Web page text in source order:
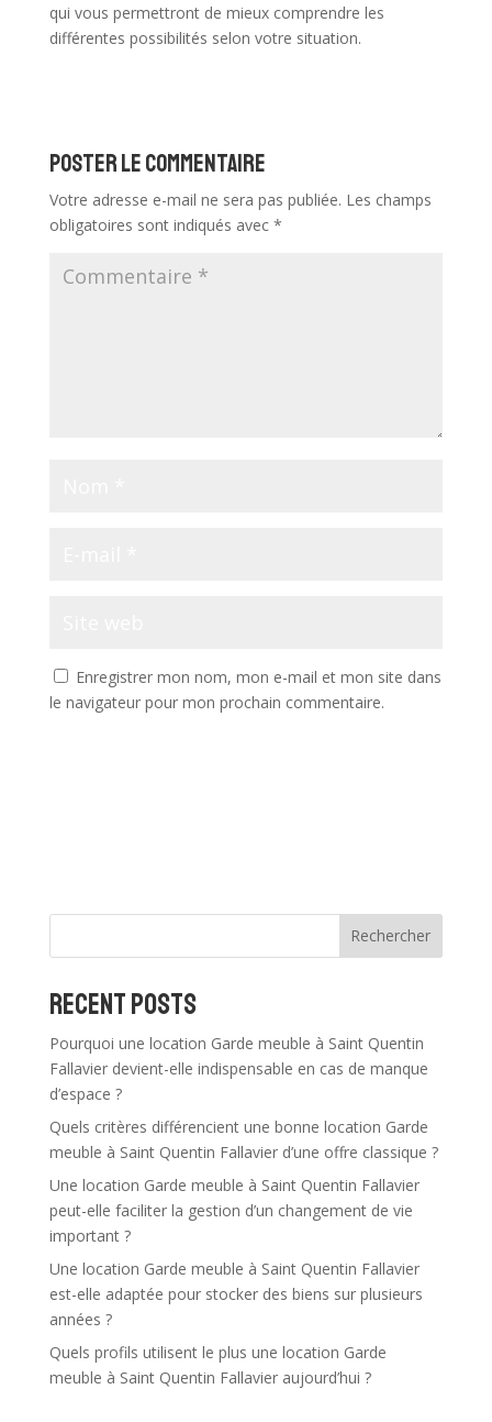
qui vous permettront de mieux comprendre les
différentes possibilités selon votre situation.
Poster le commentaire
Votre adresse e-mail ne sera pas publiée. Les champs
obligatoires sont indiqués avec *
Enregistrer mon nom, mon e-mail et mon site dans
le navigateur pour mon prochain commentaire.
i
e
:
Rechercher
Recent Posts
Pourquoi une location Garde meuble à Saint Quentin
Fallavier devient-elle indispensable en cas de manque
d’espace ?
Quels critères différencient une bonne location Garde
meuble à Saint Quentin Fallavier d’une offre classique ?
Une location Garde meuble à Saint Quentin Fallavier
peut-elle faciliter la gestion d’un changement de vie
important ?
Une location Garde meuble à Saint Quentin Fallavier
est-elle adaptée pour stocker des biens sur plusieurs
années ?
Quels profils utilisent le plus une location Garde
meuble à Saint Quentin Fallavier aujourd’hui ?